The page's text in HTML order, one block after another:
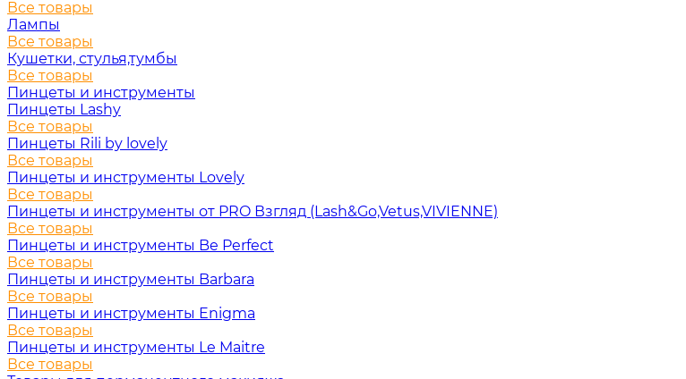
Все товары
Лампы
Все товары
Кушетки, стулья,тумбы
Все товары
Пинцеты и инструменты
Пинцеты Lashy
Все товары
Пинцеты Rili by lovely
Все товары
Пинцеты и инструменты Lovely
Все товары
Пинцеты и инструменты от PRO Взгляд (Lash&Go,Vetus,VIVIENNE)
Все товары
Пинцеты и инструменты Be Perfect
Все товары
Пинцеты и инструменты Barbara
Все товары
Пинцеты и инструменты Enigma
Все товары
Пинцеты и инструменты Le Maitre
Все товары